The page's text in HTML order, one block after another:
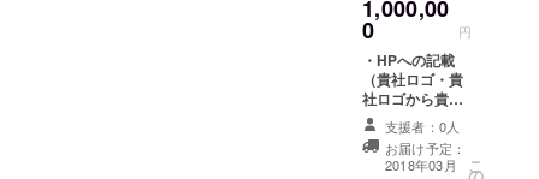
ゴ・社名記載 ・
チラシの同封
当日配布パンフ
レット ・第5回
トラックドライ
バー甲子園DVD
送付 御社ロゴを
パンフレットお
よび、HPに記載
1,000,00
0 円
・HPへの記載
（貴社ロゴ・貴
社ロゴから貴社
HPへリンク）
・チラシへの掲
載（貴社ロゴ）
支援者：0人
お届け予定：
2018年03月
こ